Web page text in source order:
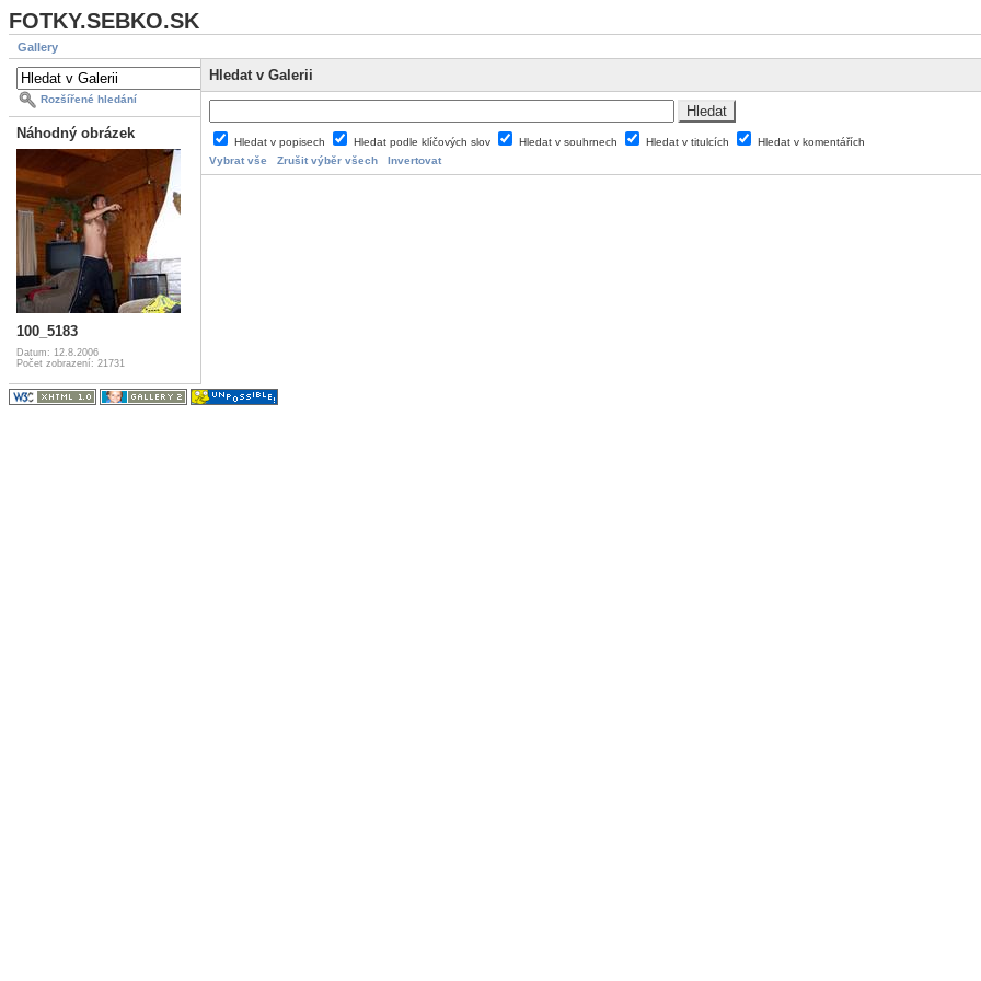
FOTKY.SEBKO.SK
Gallery
Rozšířené hledání
Náhodný obrázek
100_5183
Datum: 12.8.2006
Počet zobrazení: 21731
Hledat v Galerii
Hledat v popisech Hledat podle klíčových slov Hledat v souhrnech Hledat v titulcích
Hledat v komentářích
Vybrat vše
Zrušit výběr všech Invertovat